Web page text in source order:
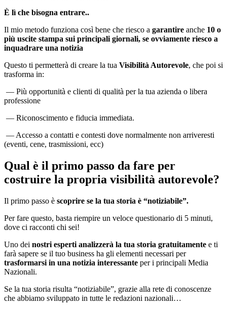
È lì che bisogna entrare..
Il mio metodo funziona così bene che riesco a garantire anche 10 o
più uscite stampa sui principali giornali, se ovviamente riesco a
inquadrare una notizia
Questo ti permetterà di creare la tua Visibilità Autorevole, che poi si
trasforma in:
— Più opportunità e clienti di qualità per la tua azienda o libera
professione
— Riconoscimento e fiducia immediata.
— Accesso a contatti e contesti dove normalmente non arriveresti
(eventi, cene, trasmissioni, ecc)
Qual è il primo passo da fare per
costruire la propria visibilità autorevole?
Il primo passo è scoprire se la tua storia è “notiziabile”.
Per fare questo, basta riempire un veloce questionario di 5 minuti,
dove ci racconti chi sei!
Uno dei nostri esperti analizzerà la tua storia gratuitamente e ti
farà sapere se il tuo business ha gli elementi necessari per
trasformarsi in una notizia interessante per i principali Media
Nazionali.
Se la tua storia risulta “notiziabile”, grazie alla rete di conoscenze
che abbiamo sviluppato in tutte le redazioni nazionali…